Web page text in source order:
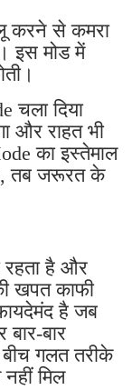
करने से कमरा
इस मोड में
चला दिया
और राहत भी
का इस्तेमाल
तब जरूरत के
रहता है और
खपत काफी
है जब
बार
गलत तरीके
मिल